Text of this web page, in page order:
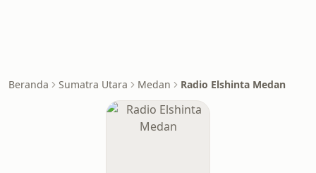
Beranda Sumatra Utara Medan Radio Elshinta Medan